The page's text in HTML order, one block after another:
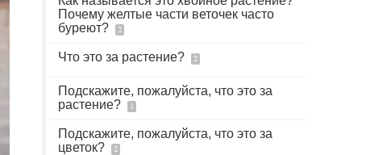
Почему желтые части веточек часто
буреют?
2
Что это за растение? 2
Подскажите, пожалуйста, что это за
растение?
1
Подскажите, пожалуйста, что это за
цветок?
2